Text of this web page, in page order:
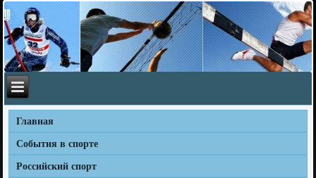
Главная
События в спорте
Российский спорт